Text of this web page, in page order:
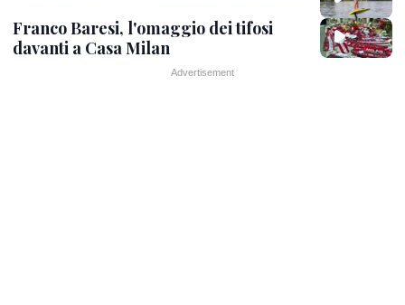
Franco Baresi, l'omaggio dei tifosi
davanti a Casa Milan